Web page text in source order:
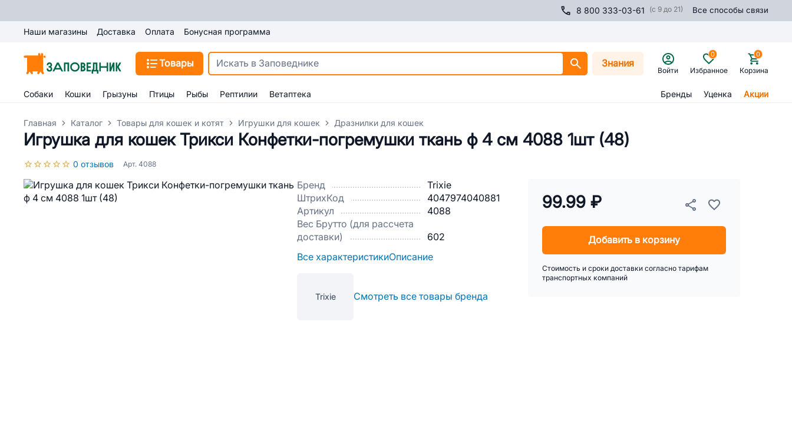
8 800 333-03-61 (с 9 до 21) Все способы связи
Наши магазины Доставка Оплата Бонусная программа
Товары Знания
Войти Избранное
0
Корзина
0
Собаки Кошки Грызуны Птицы Рыбы Рептилии Ветаптека Бренды Уценка Акции
Главная Каталог Товары для кошек и котят Игрушки для кошек Дразнилки для кошек
Игрушка для кошек Трикси Конфетки-погремушки ткань ф 4 см 4088 1шт (48)
0 отзывов Арт. 4088
Бренд
Trixie
ШтрихКод
4047974040881
Артикул
4088
Вес Брутто (для рассчета
доставки)
602
Все характеристикиОписание
Trixie Смотреть все товары бренда
99.99 ₽
Добавить в корзину
Стоимость и сроки доставки согласно тарифам
транспортных компаний